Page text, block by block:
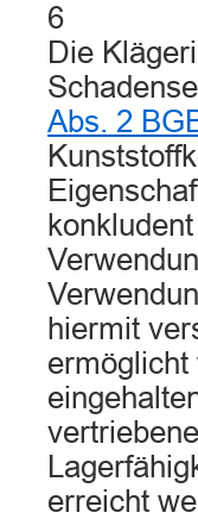
6
Die
Abs. 2
hiermit
ermöglicht
erreicht